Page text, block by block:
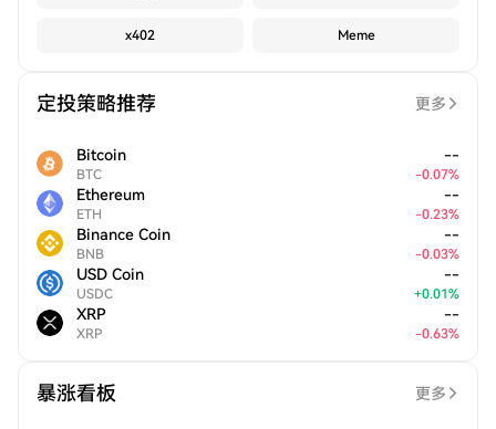
x402 Meme
定投策略推荐 更多
Bitcoin
BTC
--
-0.07%
Ethereum
ETH
--
-0.23%
Binance Coin
BNB
--
-0.03%
USD Coin
USDC
--
+0.01%
XRP
XRP
--
-0.63%
暴涨看板 更多